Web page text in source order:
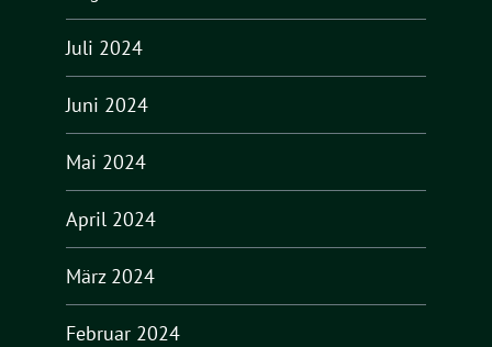
Juli 2024
Juni 2024
Mai 2024
April 2024
März 2024
Februar 2024